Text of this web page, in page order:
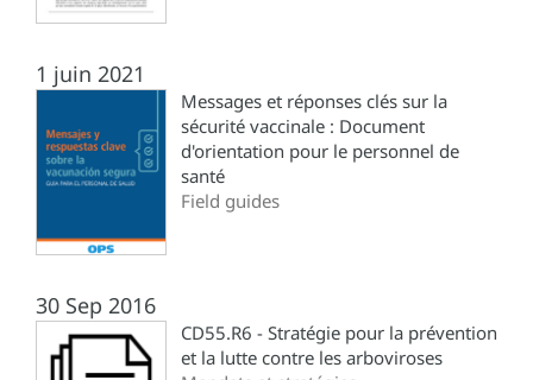
1 juin 2021
Messages et réponses clés sur la
sécurité vaccinale : Document
d'orientation pour le personnel de
santé
Field guides
30 Sep 2016
CD55.R6 - Stratégie pour la prévention
et la lutte contre les arboviroses